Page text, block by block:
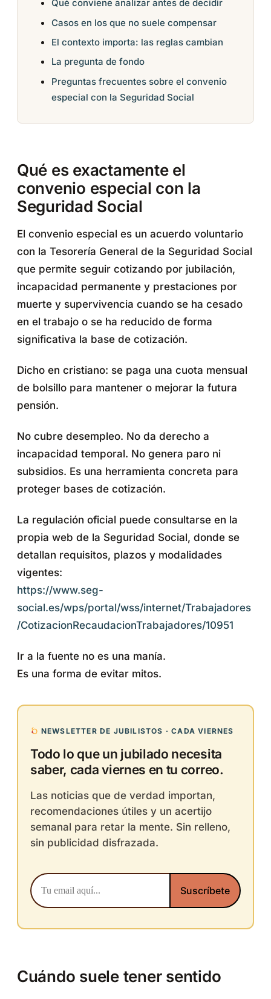
Qué conviene analizar antes de decidir
Casos en los que no suele compensar
El contexto importa: las reglas cambian
La pregunta de fondo
Preguntas frecuentes sobre el convenio
especial con la Seguridad Social
Qué es exactamente el
convenio especial con la
Seguridad Social
El convenio especial es un acuerdo voluntario
con la Tesorería General de la Seguridad Social
que permite seguir cotizando por jubilación,
incapacidad permanente y prestaciones por
muerte y supervivencia cuando se ha cesado
en el trabajo o se ha reducido de forma
significativa la base de cotización.
Dicho en cristiano: se paga una cuota mensual
de bolsillo para mantener o mejorar la futura
pensión.
No cubre desempleo. No da derecho a
incapacidad temporal. No genera paro ni
subsidios. Es una herramienta concreta para
proteger bases de cotización.
La regulación oficial puede consultarse en la
propia web de la Seguridad Social, donde se
detallan requisitos, plazos y modalidades
vigentes:
https://www.seg-
social.es/wps/portal/wss/internet/Trabajadores
/CotizacionRecaudacionTrabajadores/10951
Ir a la fuente no es una manía.
Es una forma de evitar mitos.
NEWSLETTER DE JUBILISTOS · CADA VIERNES
Todo lo que un jubilado necesita
saber, cada viernes en tu correo.
Las noticias que de verdad importan,
recomendaciones útiles y un acertijo
semanal para retar la mente. Sin relleno,
sin publicidad disfrazada.
Cuándo suele tener sentido